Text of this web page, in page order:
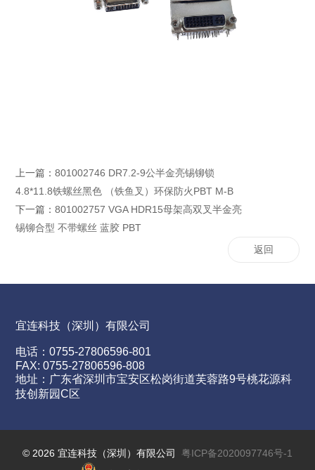
上一篇：801002746 DR7.2-9公半金亮锡铆锁
4.8*11.8铁螺丝黑色 （铁鱼叉）环保防火PBT M-B
下一篇：801002757 VGA HDR15母架高双叉半金亮
锡铆合型 不带螺丝 蓝胶 PBT
返回
宜连科技（深圳）有限公司
电话：0755-27806596-801
FAX: 0755-27806596-808
地址：广东省深圳市宝安区松岗街道芙蓉路9号桃花源科
技创新园C区
© 2026 宜连科技（深圳）有限公司 粤ICP备2020097746号-1